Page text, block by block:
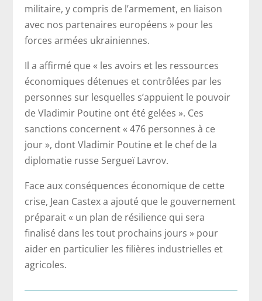
militaire, y compris de l’armement, en liaison
avec nos partenaires européens » pour les
forces armées ukrainiennes.
Il a affirmé que « les avoirs et les ressources
économiques détenues et contrôlées par les
personnes sur lesquelles s’appuient le pouvoir
de Vladimir Poutine ont été gelées ». Ces
sanctions concernent « 476 personnes à ce
jour », dont Vladimir Poutine et le chef de la
diplomatie russe Sergueï Lavrov.
Face aux conséquences économique de cette
crise, Jean Castex a ajouté que le gouvernement
préparait « un plan de résilience qui sera
finalisé dans les tout prochains jours » pour
aider en particulier les filières industrielles et
agricoles.